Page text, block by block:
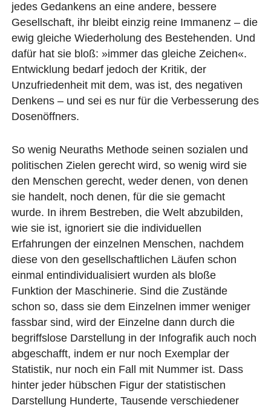
jedes Gedankens an eine andere, bessere
Gesellschaft, ihr bleibt einzig reine Immanenz – die
ewig gleiche Wiederholung des Bestehenden. Und
dafür hat sie bloß: »immer das gleiche Zeichen«.
Entwicklung bedarf jedoch der Kritik, der
Unzufriedenheit mit dem, was ist, des negativen
Denkens – und sei es nur für die Verbesserung des
Dosenöffners.
So wenig Neuraths Methode seinen sozialen und
politischen Zielen gerecht wird, so wenig wird sie
den Menschen gerecht, weder denen, von denen
sie handelt, noch denen, für die sie gemacht
wurde. In ihrem Bestreben, die Welt abzubilden,
wie sie ist, ignoriert sie die individuellen
Erfahrungen der einzelnen Menschen, nachdem
diese von den gesellschaftlichen Läufen schon
einmal entindividualisiert wurden als bloße
Funktion der Maschinerie. Sind die Zustände
schon so, dass sie dem Einzelnen immer weniger
fassbar sind, wird der Einzelne dann durch die
begriffslose Darstellung in der Infografik auch noch
abgeschafft, indem er nur noch Exemplar der
Statistik, nur noch ein Fall mit Nummer ist. Dass
hinter jeder hübschen Figur der statistischen
Darstellung Hunderte, Tausende verschiedener